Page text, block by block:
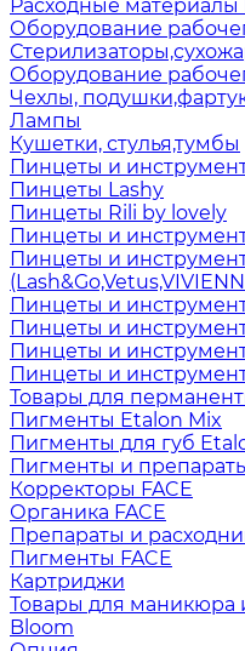
Расходные материалы
Оборудование
Оборудование
Чехлы,
Лампы
Кушетки, стулья,тумбы
Пинцеты и
Пинцеты Lashy
Пинцеты Rili by lovely
Пинцеты и
Пинцеты и
Пинцеты и
Пинцеты и
Пинцеты и
Пинцеты и
Товары для
Пигменты Etalon Mix
Пигменты для губ
Пигменты и
Корректоры FACE
Органика FACE
Препараты и
Пигменты FACE
Картриджи
Товары для маникюра
Bloom